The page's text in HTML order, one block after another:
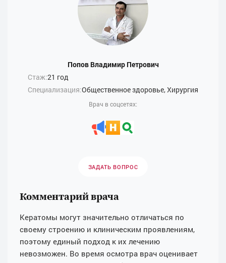
Попов Владимир Петрович
Стаж:21 год
Специализация:Общественное здоровье, Хирургия
Врач в соцсетях:
ЗАДАТЬ ВОПРОС
Комментарий врача
Кератомы могут значительно отличаться по
своему строению и клиническим проявлениям,
поэтому единый подход к их лечению
невозможен. Во время осмотра врач оценивает